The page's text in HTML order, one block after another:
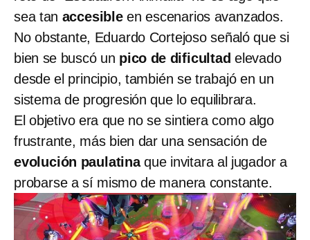
sea tan accesibleen escenarios avanzados.
No obstante, Eduardo Cortejoso señaló que si
bien se buscó un pico de dificultad elevado
desde el principio, también se trabajó en un
sistema de progresión que lo equilibrara.
El objetivo era que no se sintiera como algo
frustrante, más bien dar una sensación de
evolución paulatinaque invitara al jugador a
probarse a sí mismo de manera constante.